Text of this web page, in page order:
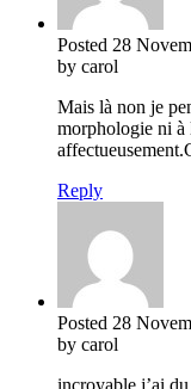
Posted 28
by carol
Mais là non je
morphologie ni à
Reply
Posted 28
by carol
incroyable j’ai